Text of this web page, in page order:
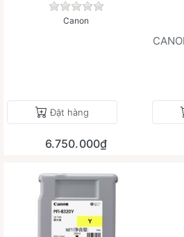
Chưa có đánh giá nào
Canon
Đặt hàng
6.750.000₫